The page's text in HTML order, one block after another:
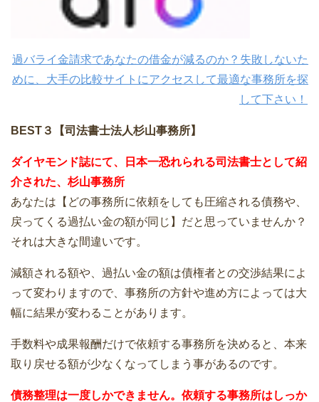
過バライ金請求であなたの借金が減るのか？失敗しないた
めに、大手の比較サイトにアクセスして最適な事務所を探
して下さい！
BEST３【司法書士法人杉山事務所】
ダイヤモンド誌にて、日本一恐れられる司法書士として紹
介された、杉山事務所
あなたは【どの事務所に依頼をしても圧縮される債務や、
戻ってくる過払い金の額が同じ】だと思っていませんか？
それは大きな間違いです。
減額される額や、過払い金の額は債権者との交渉結果によ
って変わりますので、事務所の方針や進め方によっては大
幅に結果が変わることがあります。
手数料や成果報酬だけで依頼する事務所を決めると、本来
取り戻せる額が少なくなってしまう事があるのです。
債務整理は一度しかできません。依頼する事務所はしっか